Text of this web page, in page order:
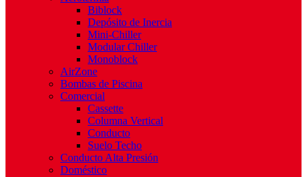
Biblock
Depósito de Inercia
Mini-Chiller
Modular Chiller
Monoblock
AirZone
Bombas de Piscina
Comercial
Cassette
Columna Vertical
Conducto
Suelo Techo
Conducto Alta Presión
Doméstico